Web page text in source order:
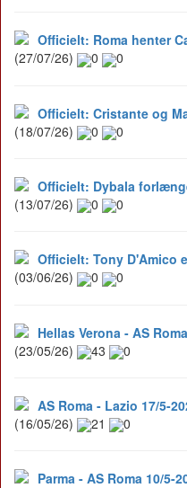
Officielt: Roma henter
(27/07/26)
0 0
Officielt: Cristante og
(18/07/26)
0 0
Officielt: Dybala
(13/07/26)
0 0
Officielt: Tony D'Amico
(03/06/26)
0 0
Hellas Verona - AS
(23/05/26)
43 0
AS Roma - Lazio 17/5-
(16/05/26)
21 0
Parma - AS Roma 10/5-